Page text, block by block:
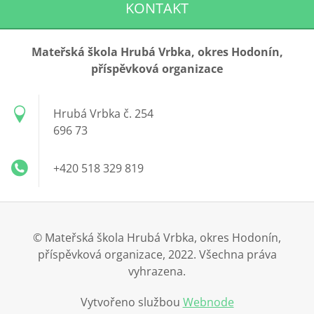
KONTAKT
Mateřská škola Hrubá Vrbka, okres Hodonín,
příspěvková organizace
Hrubá Vrbka č. 254
696 73
+420 518 329 819
© Mateřská škola Hrubá Vrbka, okres Hodonín,
příspěvková organizace, 2022. Všechna práva
vyhrazena.
Vytvořeno službou Webnode